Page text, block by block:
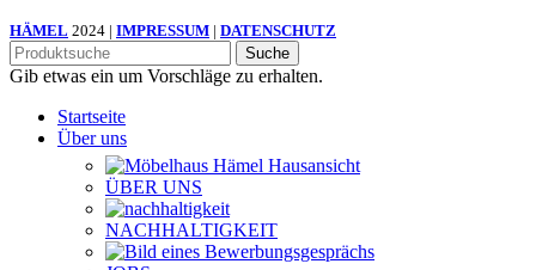
HÄMEL 2024 | IMPRESSUM | DATENSCHUTZ
Suche
Gib etwas ein um Vorschläge zu erhalten.
Startseite
Über uns
ÜBER UNS
NACHHALTIGKEIT